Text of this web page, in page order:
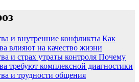
и внутренние конфликты Как
влияют на качество жизни
и страх утраты контроля Почему
требуют комплексной диагностики
и трудности общения